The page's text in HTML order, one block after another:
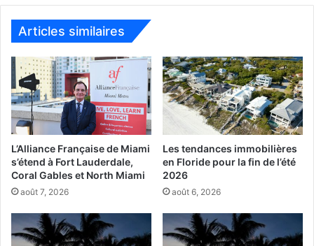
Le Courrier des Amériques est distribué en version papier
partout en Sud Floride.
Articles similaires
L’Alliance Française de Miami
s’étend à Fort Lauderdale,
Coral Gables et North Miami
août 7, 2026
Les tendances immobilières
en Floride pour la fin de l’été
2026
août 6, 2026